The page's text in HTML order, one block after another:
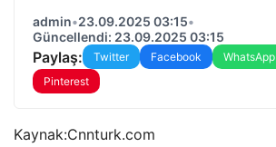
admin•23.09.2025 03:15•
Güncellendi: 23.09.2025 03:15
Paylaş: Twitter Facebook WhatsApp
Pinterest
Kaynak:Cnnturk.com